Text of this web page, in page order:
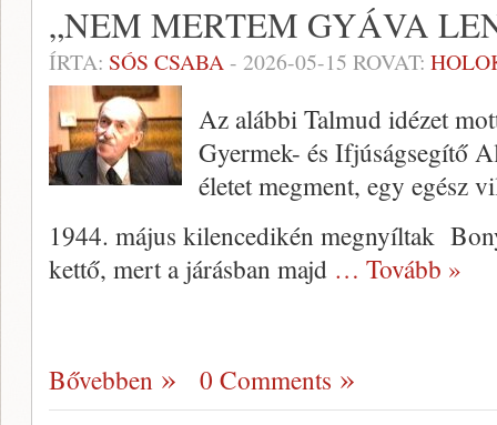
„NEM MERTEM GYÁVA
ÍRTA: SÓS CSABA- 2026-05-15 ROVAT:
Az alábbi Talmud idézet
Gyermek- és Ifjúságsegítő
életet megment, egy egész
1944. május kilencedikén megnyíltak
kettő, mert a járásban majd … Tovább »
Bővebben 0 Comments